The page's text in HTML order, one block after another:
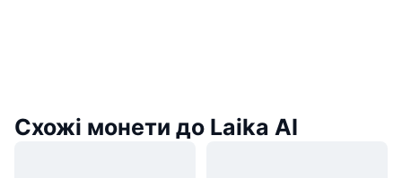
Схожі монети до Laika AI